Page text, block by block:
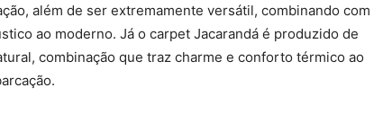
além de ser extremamente versátil, combinando com
ao moderno. Já o carpet Jacarandá é produzido de
combinação que traz charme e conforto térmico ao